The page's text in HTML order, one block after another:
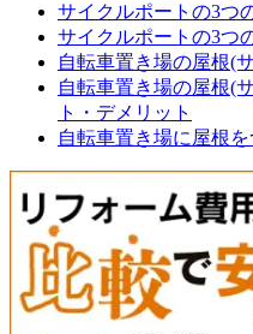
サイクルポートの3つ
サイクルポートの3つ
自転車置き場の屋根(
自転車置き場の屋根(
ト・デメリット
自転車置き場に屋根